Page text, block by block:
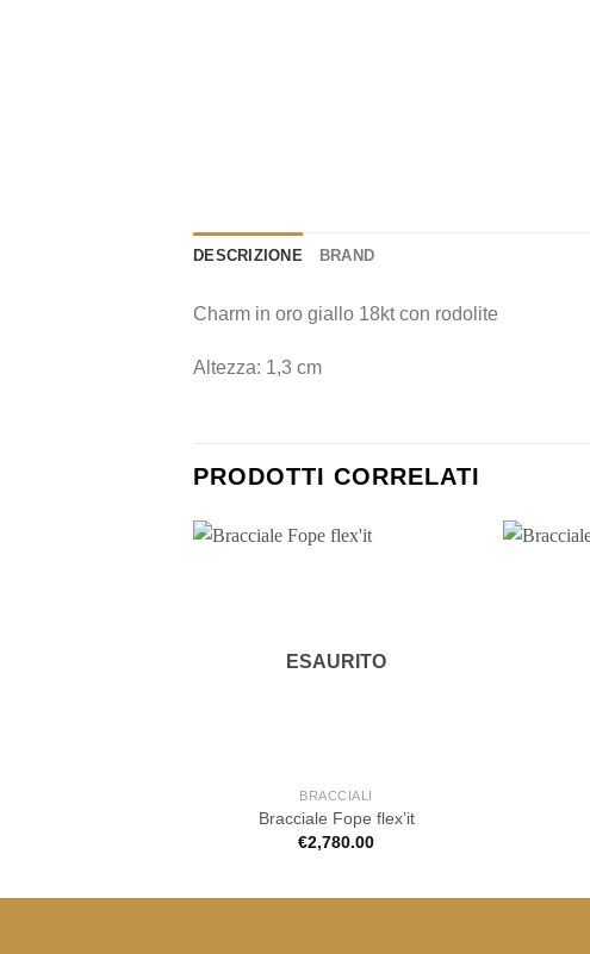
DESCRIZIONE BRAND
Charm in oro giallo 18kt con rodolite
Altezza: 1,3 cm
PRODOTTI CORRELATI
ESAURITO
BRACCIALI
Bracciale Fope flex’it
€2,780.00